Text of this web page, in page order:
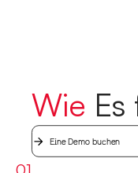
Wie Es
Eine Demo buchen